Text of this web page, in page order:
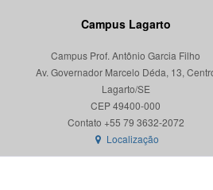
Campus Lagarto
Campus Prof. Antônio Garcia Filho
Av. Governador Marcelo Déda, 13,
Lagarto/SE
CEP 49400-000
Localização